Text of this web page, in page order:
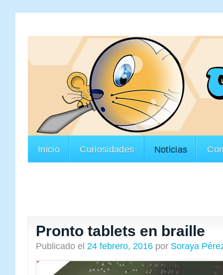
Inicio Curiosidades Noticias
Pronto tablets en braille
Publicado el 24 febrero, 2016 por Soraya